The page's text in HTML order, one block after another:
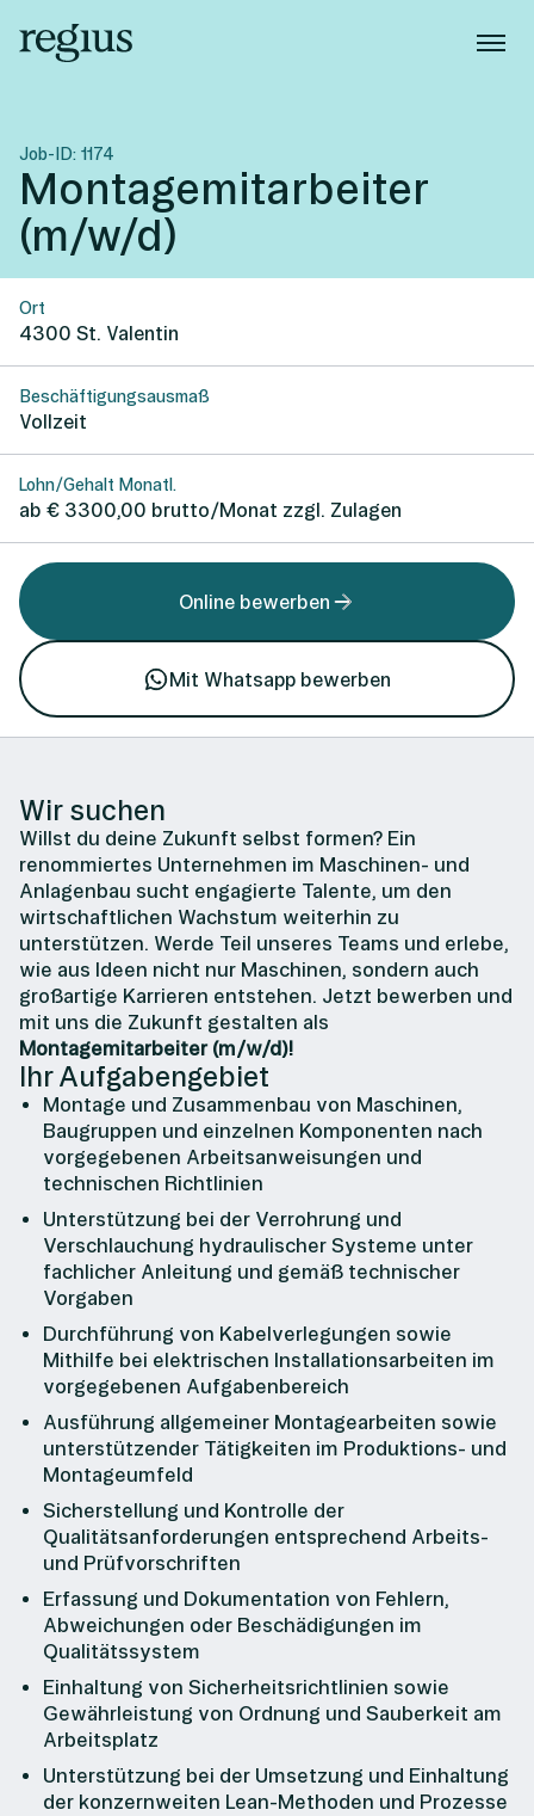
Job-ID: 1174
Montagemitarbeiter
(m/w/d)
Ort
4300 St. Valentin
Beschäftigungsausmaß
Vollzeit
Lohn/Gehalt Monatl.
ab € 3300,00 brutto/Monat zzgl. Zulagen
Online bewerben
Mit Whatsapp bewerben
Wir suchen
Willst du deine Zukunft selbst formen? Ein
renommiertes Unternehmen im Maschinen- und
Anlagenbau sucht engagierte Talente, um den
wirtschaftlichen Wachstum weiterhin zu
unterstützen. Werde Teil unseres Teams und erlebe,
wie aus Ideen nicht nur Maschinen, sondern auch
großartige Karrieren entstehen. Jetzt bewerben und
mit uns die Zukunft gestalten als
Montagemitarbeiter (m/w/d)!
Ihr Aufgabengebiet
Montage und Zusammenbau von Maschinen,
Baugruppen und einzelnen Komponenten nach
vorgegebenen Arbeitsanweisungen und
technischen Richtlinien
Unterstützung bei der Verrohrung und
Verschlauchung hydraulischer Systeme unter
fachlicher Anleitung und gemäß technischer
Vorgaben
Durchführung von Kabelverlegungen sowie
Mithilfe bei elektrischen Installationsarbeiten im
vorgegebenen Aufgabenbereich
Ausführung allgemeiner Montagearbeiten sowie
unterstützender Tätigkeiten im Produktions- und
Montageumfeld
Sicherstellung und Kontrolle der
Qualitätsanforderungen entsprechend Arbeits-
und Prüfvorschriften
Erfassung und Dokumentation von Fehlern,
Abweichungen oder Beschädigungen im
Qualitätssystem
Einhaltung von Sicherheitsrichtlinien sowie
Gewährleistung von Ordnung und Sauberkeit am
Arbeitsplatz
Unterstützung bei der Umsetzung und Einhaltung
der konzernweiten Lean-Methoden und Prozesse